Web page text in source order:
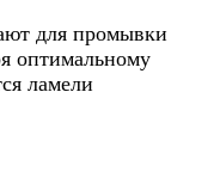
для промывки
оптимальному
ламели